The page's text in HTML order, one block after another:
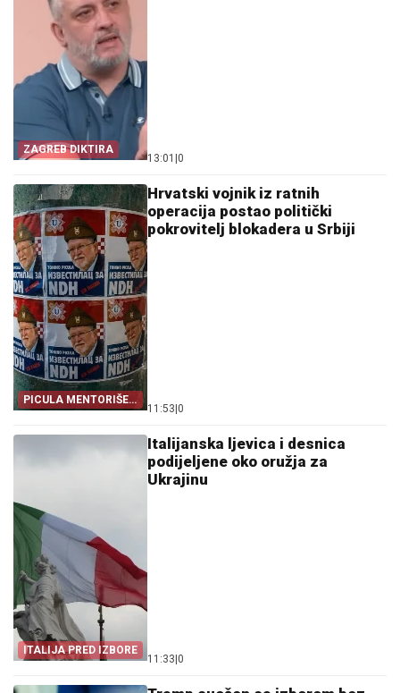
ZAGREB DIKTIRA
13:01 0
PICULA MENTORIŠE
BLOKADERE
Hrvatski vojnik iz ratnih
operacija postao politički
pokrovitelj blokadera u Srbiji
11:53 0
ITALIJA PRED IZBORE
Italijanska ljevica i desnica
podijeljene oko oružja za
Ukrajinu
11:33 0